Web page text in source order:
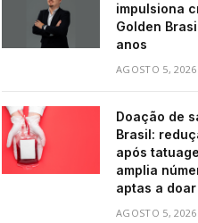
impulsiona
Golden
anos
AGOSTO 5, 2026
Doação de
Brasil:
após
amplia
aptas a doar
AGOSTO 5, 2026